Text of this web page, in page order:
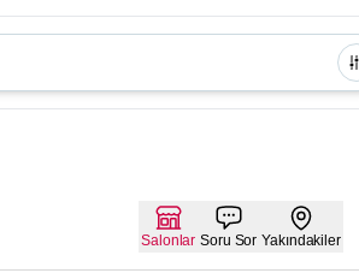
Salonlar Soru Sor Yakındakiler